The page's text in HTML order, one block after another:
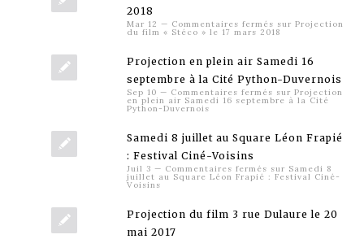
2018
Mar 12 — Commentaires fermés sur Projection
du film « Stéco » le 17 mars 2018
Projection en plein air Samedi 16
septembre à la Cité Python-Duvernois
Sep 10 — Commentaires fermés sur Projection
en plein air Samedi 16 septembre à la Cité
Python-Duvernois
Samedi 8 juillet au Square Léon Frapié
: Festival Ciné-Voisins
Juil 3 — Commentaires fermés sur Samedi 8
juillet au Square Léon Frapié : Festival Ciné-
Voisins
Projection du film 3 rue Dulaure le 20
mai 2017